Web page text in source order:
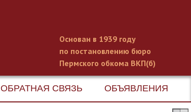
Основан в 1939 году
по постановлению бюро
Пермского обкома ВКП(б)
ОБРАТНАЯ СВЯЗЬ ОБЪЯВЛЕНИЯ